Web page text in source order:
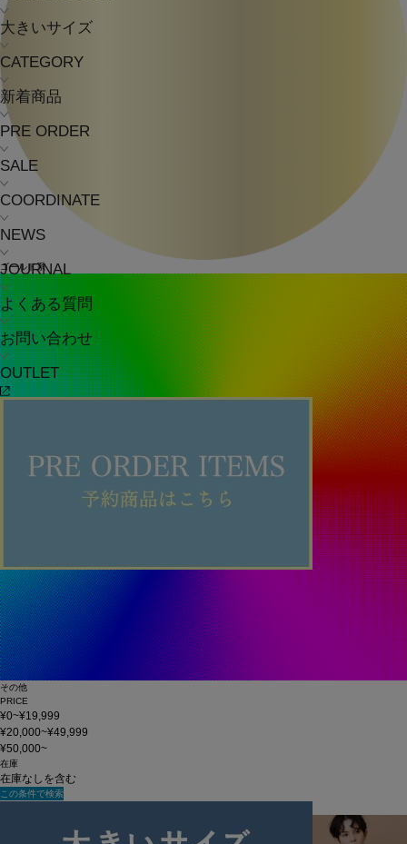
大きいサイズ
CATEGORY
新着商品
PRE ORDER
SALE
COORDINATE
NEWS
JOURNAL
よくある質問
お問い合わせ
OUTLET
ゴールド系
その他
PRICE
¥0~¥19,999
¥20,000~¥49,999
¥50,000~
在庫
在庫なしを含む
この条件で検索